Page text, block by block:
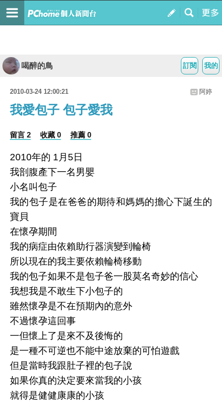
我的
訂閱
喝醉的鳥
2010-03-24 12:00:21 阿婷
我愛包子 包子愛我
留言 2 收藏 0 推薦 0
2010年的 1月5日
我剖腹產下一名男嬰
小名叫包子
我的包子是在爸爸的期待和媽媽的擔心下誕生的
寶貝
在懷孕期間
我的病症由依賴助行器演變到輪椅
所以現在的我主要依賴輪椅移動
我的包子如果不是包子爸一股莫名奇妙的信心
我想我是不敢生下小包子的
雖然懷孕是不在預期內的意外
不過懷孕這回事
一但懷上了是來不及後悔的
是一種不可逆也不能中途放棄的可怕遊戲
但是當時我跟肚子裡的包子說
如果你真的決定要來當我的小孩
就得是健健康康的小孩